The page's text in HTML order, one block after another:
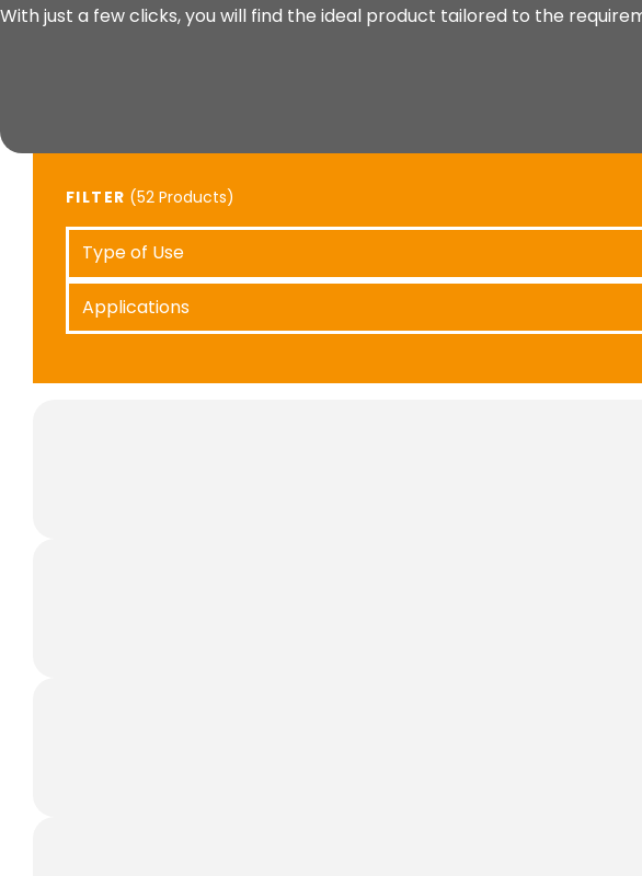
With just a few clicks, you will find the ideal product tailored to the
FILTER ( Products)
Type of Use
Applications